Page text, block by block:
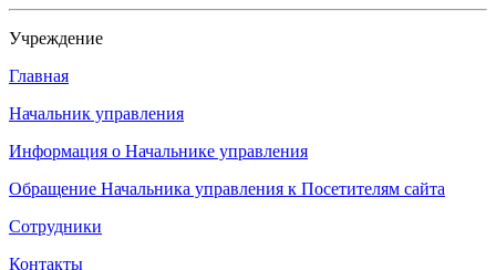
Учреждение
Главная
Начальник управления
Информация о Начальнике управления
Обращение Начальника управления к Посетителям сайта
Сотрудники
Контакты